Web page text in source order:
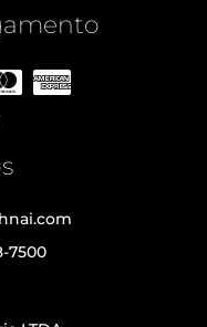
7500